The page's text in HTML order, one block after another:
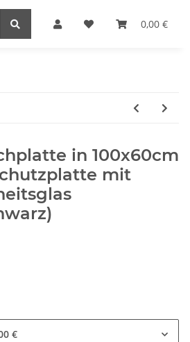
0,00 €
Haushaltswaren
in 100x60cm
mit
€